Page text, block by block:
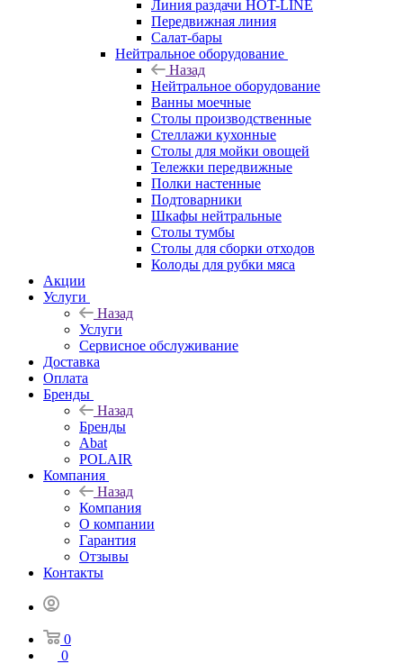
Линия раздачи HOT-LINE
Передвижная линия
Салат-бары
Нейтральное оборудование
Назад
Нейтральное оборудование
Ванны моечные
Столы производственные
Стеллажи кухонные
Столы для мойки овощей
Тележки передвижные
Полки настенные
Подтоварники
Шкафы нейтральные
Столы тумбы
Столы для сборки отходов
Колоды для рубки мяса
Акции
Услуги
Назад
Услуги
Сервисное обслуживание
Доставка
Оплата
Бренды
Назад
Бренды
Abat
POLAIR
Компания
Назад
Компания
О компании
Гарантия
Отзывы
Контакты
0
0